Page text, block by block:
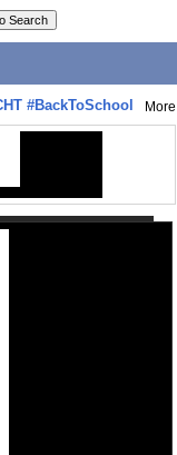
#BackToSchool More